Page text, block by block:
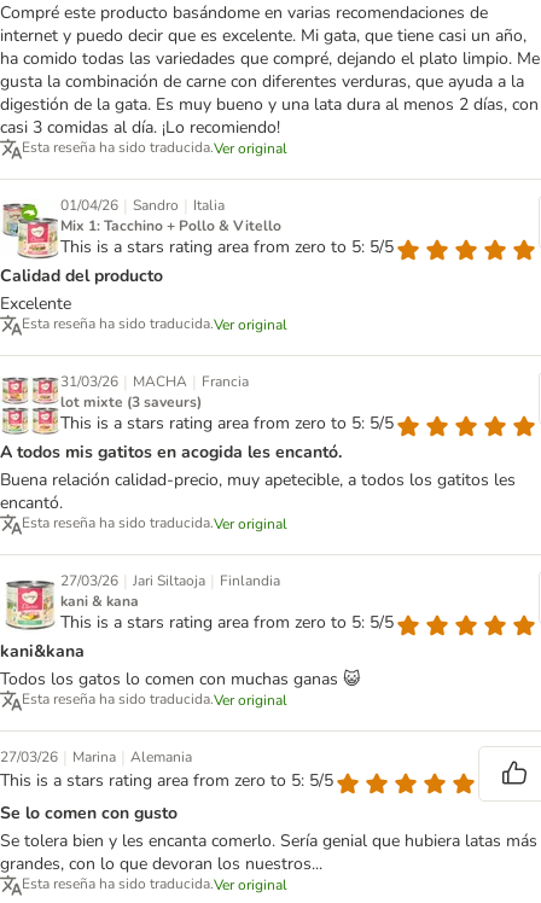
Compré este producto basándome en varias recomendaciones de
internet y puedo decir que es excelente. Mi gata, que tiene casi un año,
ha comido todas las variedades que compré, dejando el plato limpio. Me
gusta la combinación de carne con diferentes verduras, que ayuda a la
digestión de la gata. Es muy bueno y una lata dura al menos 2 días, con
casi 3 comidas al día. ¡Lo recomiendo!
Esta reseña ha sido traducida.Ver original
01/04/26 | Sandro | Italia
Mix 1: Tacchino + Pollo & Vitello
This is a stars rating area from zero to 5: 5/5
Calidad del producto
Excelente
Esta reseña ha sido traducida.Ver original
31/03/26 | MACHA | Francia
lot mixte (3 saveurs)
This is a stars rating area from zero to 5: 5/5
A todos mis gatitos en acogida les encantó.
Buena relación calidad-precio, muy apetecible, a todos los gatitos les
encantó.
Esta reseña ha sido traducida.Ver original
27/03/26 | Jari Siltaoja | Finlandia
kani & kana
This is a stars rating area from zero to 5: 5/5
kani&kana
Todos los gatos lo comen con muchas ganas 😺
Esta reseña ha sido traducida.Ver original
27/03/26 | Marina | Alemania
This is a stars rating area from zero to 5: 5/5
Se lo comen con gusto
Se tolera bien y les encanta comerlo. Sería genial que hubiera latas más
grandes, con lo que devoran los nuestros...
Esta reseña ha sido traducida.Ver original